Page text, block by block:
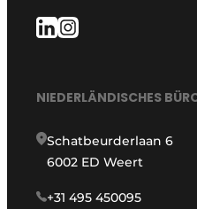
NIEDERLÄNDISCHES
Schatbeurderlaan 6
6002 ED Weert
+31 495 450095